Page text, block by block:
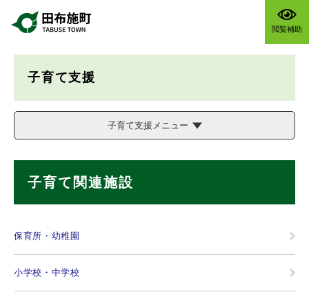
閲覧補助
子育て支援
子育て支援メニュー
子育て関連施設
保育所・幼稚園
小学校・中学校